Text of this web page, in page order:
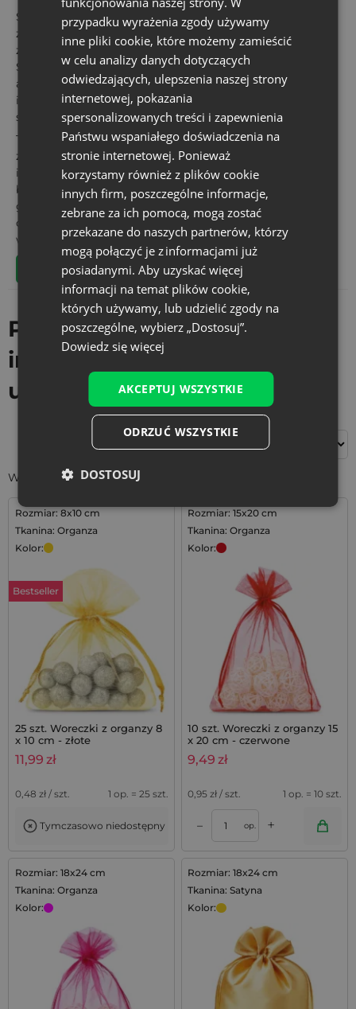
Szukasz sposobu na oryginalne i zindywidualizowane
zapakowanie prezentu urodzinowego? A może chcesz
zapakować upominek z dedykacją na inną okazję?
Sprawdź nasze personalizowane woreczki z nadrukiem,
aby nadać Twoimprezentom na urodzinyi inne okazje
indywidualny charakter i sprawić, że będą się wyróżniać
spośród innych.
Tylko w Saketos możesz dodać własny tekst, grafikę lub
zdjęcie, aby stworzyć woreczki naupominki urodzinowe
idealnie dopasowane do osoby obdarowywanej. Jesteśmy
bezpośrednim producentem woreczków z nadrukami i
gwarantujemy najlepszą jakość i cenę. Skorzystaj z naszej
oferty i spraw, aby Twój prezent urodzinowy był naprawdę
wyjątkowy!
Stwórz własne opakowanie na urodziny
Prezenty urodzinowe i
imieninowe - woreczki na
upominki
Wyświetlanie wszystkich wyników: 19
Rozmiar: 8x10 cm
Tkanina: Organza
Kolor:
Bestseller
25 szt. Woreczki z organzy 8
x 10 cm - złote
11,99 zł
0,48 zł / szt. 1 op. = 25 szt.
Tymczasowo niedostępny
Rozmiar: 15x20 cm
Tkanina: Organza
Kolor:
10 szt. Woreczki z organzy 15
x 20 cm - czerwone
9,49 zł
0,95 zł / szt. 1 op. = 10 szt.
– op. +
Rozmiar: 18x24 cm
Tkanina: Organza
Kolor:
Rozmiar: 18x24 cm
Tkanina: Satyna
Kolor:
przypadku wyrażenia zgody używamy
inne pliki cookie, które możemy zamieścić
w celu analizy danych dotyczących
odwiedzających, ulepszenia naszej strony
internetowej, pokazania
spersonalizowanych treści i zapewnienia
Państwu wspaniałego doświadczenia na
stronie internetowej. Ponieważ
korzystamy również z plików cookie
innych firm, poszczególne informacje,
zebrane za ich pomocą, mogą zostać
przekazane do naszych partnerów, którzy
mogą połączyć je z informacjami już
posiadanymi. Aby uzyskać więcej
informacji na temat plików cookie,
których używamy, lub udzielić zgody na
poszczególne, wybierz „Dostosuj”.
Dowiedz się więcej
AKCEPTUJ WSZYSTKIE
ODRZUĆ WSZYSTKIE
DOSTOSUJ